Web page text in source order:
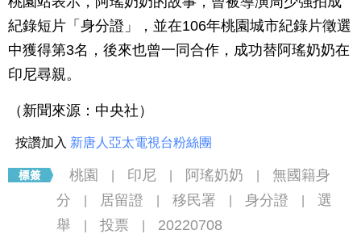
紀錄短片「身分證」，並在106年桃園城市紀錄片徵選
中獲得第3名，後來也曾一同合作，成功替阿瑤奶奶在
印尼尋親。
（新聞來源：中央社）
按讚加入 新唐人亞太電視台粉絲團
桃園 印尼 阿瑤奶奶
無國籍身
分
居留證 移民署 身分證
選
舉
投票 20220708